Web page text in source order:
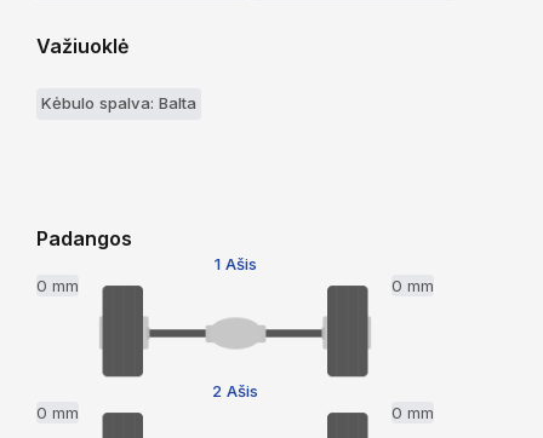
Važiuoklė
Kėbulo spalva: Balta
Padangos
1 Ašis
0 mm
0 mm
2 Ašis
0 mm
0 mm